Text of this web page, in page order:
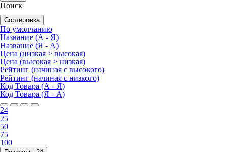
Поиск
Сортировка
По умолчанию
Название (А - Я)
Название (Я - А)
Цена (низкая > высокая)
Цена (высокая > низкая)
Рейтинг (начиная с высокого)
Рейтинг (начиная с низкого)
Код Товара (А - Я)
Код Товара (Я - А)
24
25
50
75
100